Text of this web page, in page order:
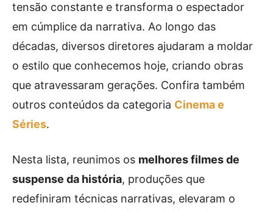
tensão constante e transforma o espectador
em cúmplice da narrativa. Ao longo das
décadas, diversos diretores ajudaram a moldar
o estilo que conhecemos hoje, criando obras
que atravessaram gerações. Confira também
outros conteúdos da categoria Cinema e
Séries.
Nesta lista, reunimos os melhores filmes de
suspense da história, produções que
redefiniram técnicas narrativas, elevaram o